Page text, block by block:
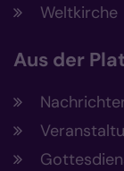
Weltkirche
Aus der